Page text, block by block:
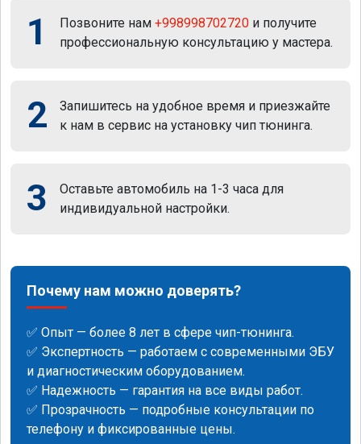
1 Позвоните нам +998998702720 и получите
профессиональную консультацию у мастера.
2
Запишитесь на удобное время и приезжайте
к нам в сервис на установку чип тюнинга.
3
Оставьте автомобиль на 1-3 часа для
индивидуальной настройки.
Почему нам можно доверять?
✅ Опыт — более 8 лет в сфере чип-тюнинга.
✅ Экспертность — работаем с современными ЭБУ
и диагностическим оборудованием.
✅ Надежность — гарантия на все виды работ.
✅ Прозрачность — подробные консультации по
телефону и фиксированные цены.